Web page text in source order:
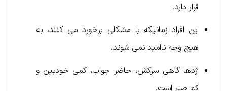
قرار دارد.
این افراد زمانیکه با مشکلی برخورد می کنند، به
هیچ وجه ناامید نمی شوند.
اژدها گاهی سرکش، حاضر جواب، کمی خودبین و
کم صبر است.